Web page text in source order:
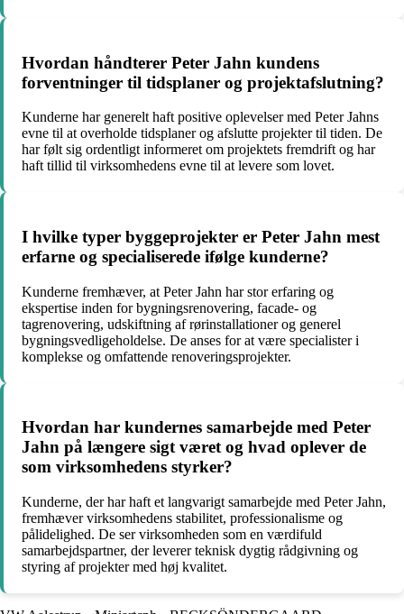
Hvordan håndterer Peter Jahn kundens
forventninger til tidsplaner og projektafslutning?
Kunderne har generelt haft positive oplevelser med Peter Jahns
evne til at overholde tidsplaner og afslutte projekter til tiden. De
har følt sig ordentligt informeret om projektets fremdrift og har
haft tillid til virksomhedens evne til at levere som lovet.
I hvilke typer byggeprojekter er Peter Jahn mest
erfarne og specialiserede ifølge kunderne?
Kunderne fremhæver, at Peter Jahn har stor erfaring og
ekspertise inden for bygningsrenovering, facade- og
tagrenovering, udskiftning af rørinstallationer og generel
bygningsvedligeholdelse. De anses for at være specialister i
komplekse og omfattende renoveringsprojekter.
Hvordan har kundernes samarbejde med Peter
Jahn på længere sigt været og hvad oplever de
som virksomhedens styrker?
Kunderne, der har haft et langvarigt samarbejde med Peter Jahn,
fremhæver virksomhedens stabilitet, professionalisme og
pålidelighed. De ser virksomheden som en værdifuld
samarbejdspartner, der leverer teknisk dygtig rådgivning og
styring af projekter med høj kvalitet.